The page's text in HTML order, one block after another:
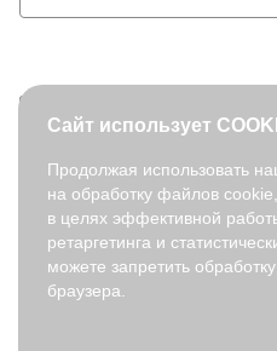
© 2026. fabretti.ru. Все права
На информационном ресурсе
технологии .
Все ресурсы сайта fabretti.ru,
Сайт использует
Продолжая использовать
на обработку файлов
в целях эффективной
ретаргетинга и
можете запретить
браузера.